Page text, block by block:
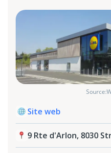
Site web
9 Rte d'Arlon, 8030